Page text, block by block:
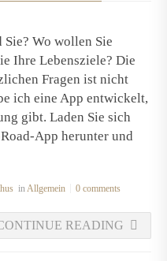
Sie? Wo wollen Sie
Ihre Lebensziele? Die
Fragen ist nicht
ich eine App entwickelt,
gibt. Laden Sie sich
App herunter und
inAllgemein 0 comments
READING